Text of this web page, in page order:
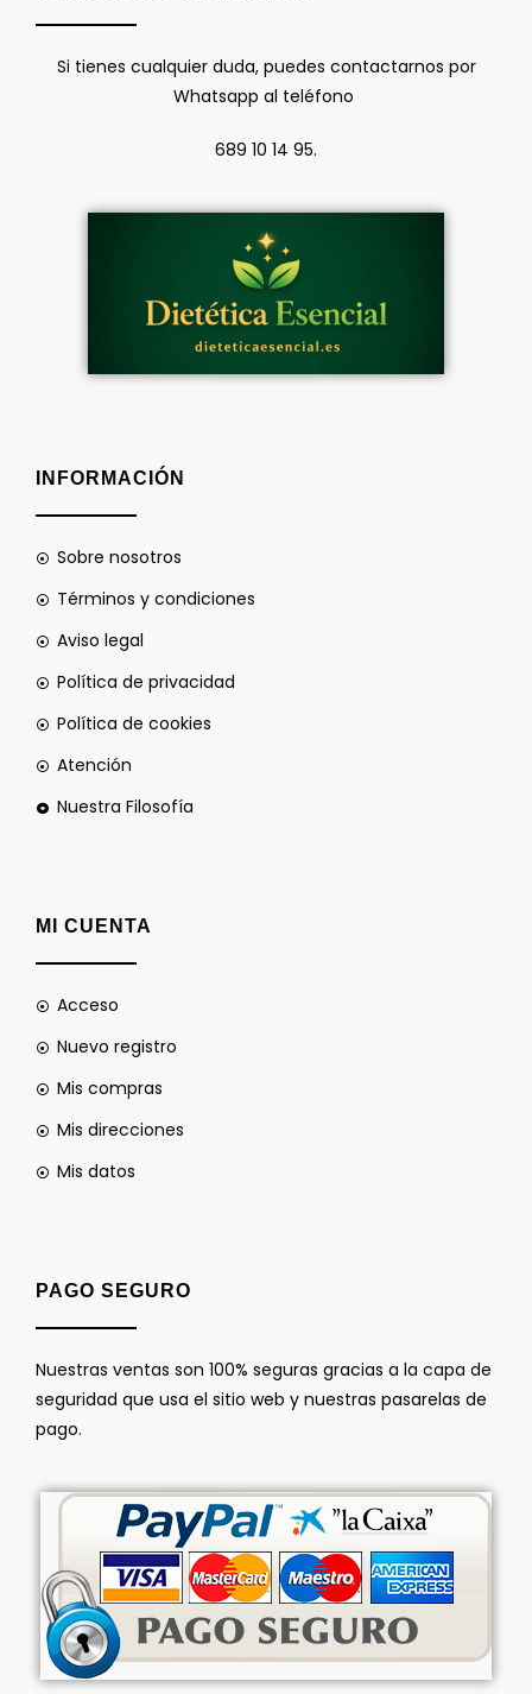
Si tienes cualquier duda, puedes contactarnos por
Whatsapp al teléfono
689 10 14 95.
INFORMACIÓN
Sobre nosotros
Términos y condiciones
Aviso legal
Política de privacidad
Política de cookies
Atención
Nuestra Filosofía
MI CUENTA
Acceso
Nuevo registro
Mis compras
Mis direcciones
Mis datos
PAGO SEGURO
Nuestras ventas son 100% seguras gracias a la capa de
seguridad que usa el sitio web y nuestras pasarelas de
pago.